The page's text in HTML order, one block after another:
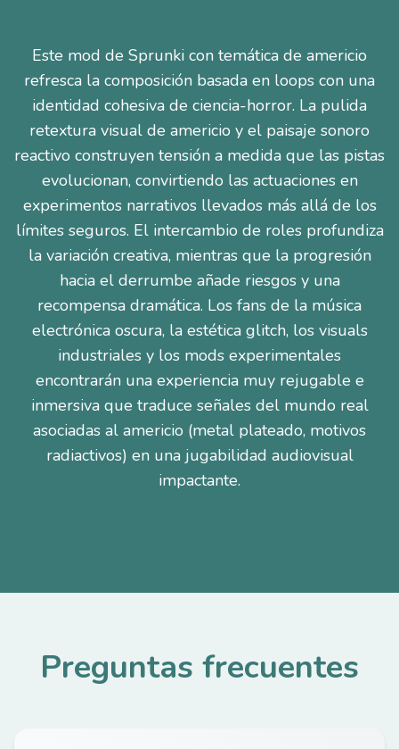
Este mod de Sprunki con temática de americio
refresca la composición basada en loops con una
identidad cohesiva de ciencia-horror. La pulida
retextura visual de americio y el paisaje sonoro
reactivo construyen tensión a medida que las pistas
evolucionan, convirtiendo las actuaciones en
experimentos narrativos llevados más allá de los
límites seguros. El intercambio de roles profundiza
la variación creativa, mientras que la progresión
hacia el derrumbe añade riesgos y una
recompensa dramática. Los fans de la música
electrónica oscura, la estética glitch, los visuals
industriales y los mods experimentales
encontrarán una experiencia muy rejugable e
inmersiva que traduce señales del mundo real
asociadas al americio (metal plateado, motivos
radiactivos) en una jugabilidad audiovisual
impactante.
Preguntas frecuentes